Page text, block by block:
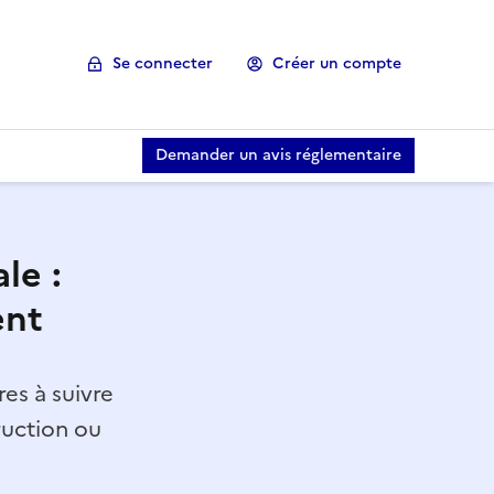
Se connecter Créer un compte
Demander un avis réglementaire
:
à suivre
ou